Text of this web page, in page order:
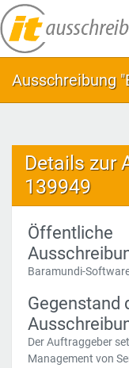
Ausschreibung
Details zur
139949
Öffentliche
Baramundi-
Gegenstand
Der Auftraggeber
Management von